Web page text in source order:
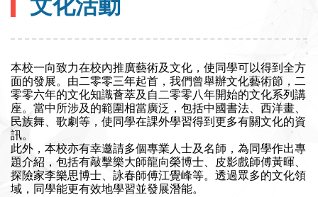
文化活動
本校一向致力在校內推廣藝術及文化，使同學可以得到全方
面的發展。由二零零三年起首，我們曾舉辦文化藝術節，二
零零六年的文化知識薈萃及自二零零八年開始的文化系列講
座。當中所涉及的範圍相當廣泛，包括中國書法、西洋畫、
民族舞、歌劇等，使同學在課外學習得到更多有關文化的資
訊。
此外，本校亦有幸邀請多個專業人士及名師，為同學作出專
題介紹，包括有敲擊樂大師龍向榮博士、皮影戲師傅黃暉、
探險家李樂思博士、詠春師傅江覺峰等。透過眾多的文化領
域，同學能更有效地學習並發展潛能。